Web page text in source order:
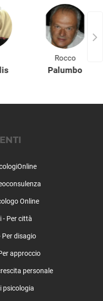
Rocco
Palumbo
Online
- Per città
Per disagio
approccio
personale
psicologia